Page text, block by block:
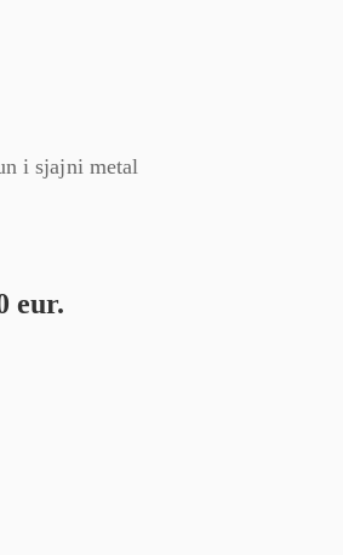
i sjajni metal
eur.